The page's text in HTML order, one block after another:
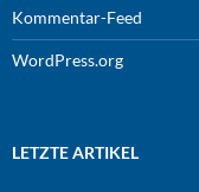
Kommentar-Feed
WordPress.org
LETZTE ARTIKEL